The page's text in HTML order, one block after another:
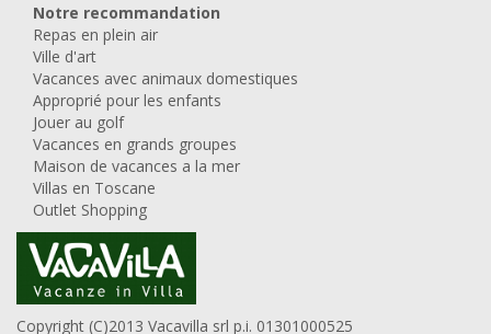
Notre recommandation
Repas en plein air
Ville d'art
Vacances avec animaux domestiques
Approprié pour les enfants
Jouer au golf
Vacances en grands groupes
Maison de vacances a la mer
Villas en Toscane
Outlet Shopping
Copyright (C)2013 Vacavilla srl p.i. 01301000525